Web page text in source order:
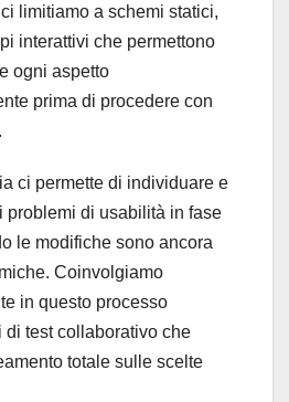
limitiamo a schemi statici,
interattivi che permettono
ogni aspetto
prima di procedere con
ci permette di individuare e
problemi di usabilità in fase
le modifiche sono ancora
Coinvolgiamo
in questo processo
di test collaborativo che
totale sulle scelte